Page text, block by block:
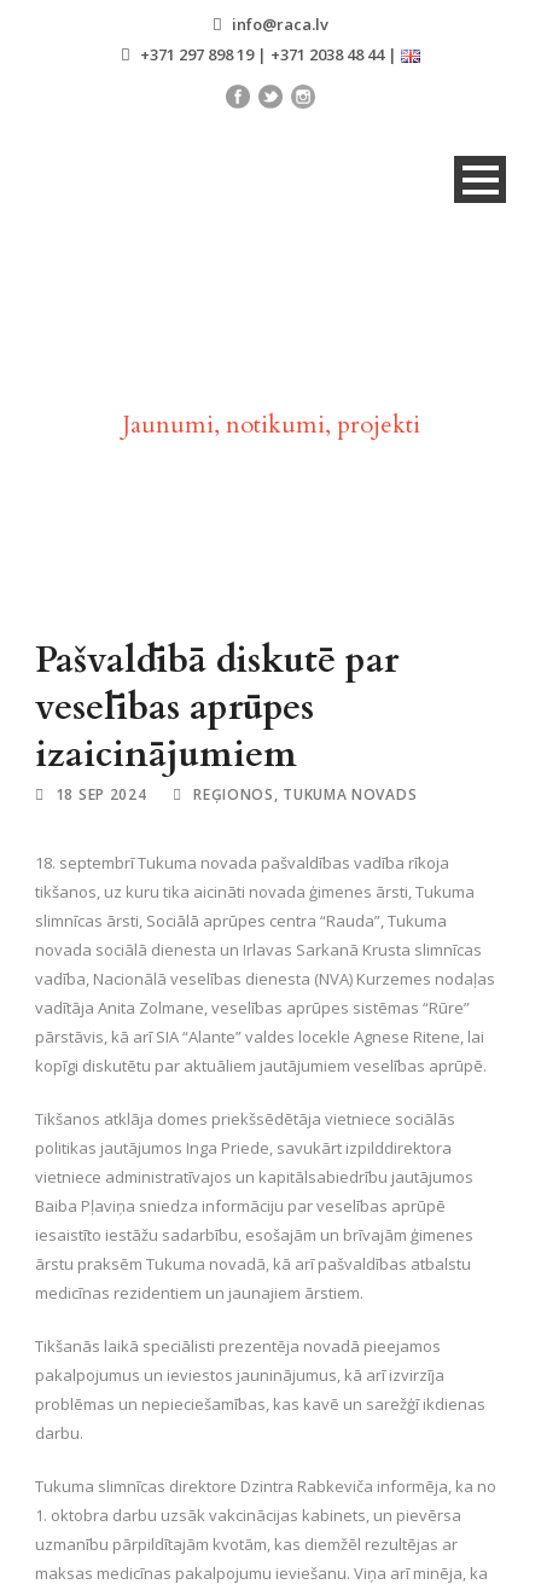
info@raca.lv
+371 297 898 19 | +371 2038 48 44 |
Jaunumi, notikumi, projekti
Pašvaldībā diskutē par
veselības aprūpes
izaicinājumiem
18 SEP 2024 REĢIONOS, TUKUMA NOVADS
18. septembrī Tukuma novada pašvaldības vadība rīkoja
tikšanos, uz kuru tika aicināti novada ģimenes ārsti, Tukuma
slimnīcas ārsti, Sociālā aprūpes centra “Rauda”, Tukuma
novada sociālā dienesta un Irlavas Sarkanā Krusta slimnīcas
vadība, Nacionālā veselības dienesta (NVA) Kurzemes nodaļas
vadītāja Anita Zolmane, veselības aprūpes sistēmas “Rūre”
pārstāvis, kā arī SIA “Alante” valdes locekle Agnese Ritene, lai
kopīgi diskutētu par aktuāliem jautājumiem veselības aprūpē.
Tikšanos atklāja domes priekšsēdētāja vietniece sociālās
politikas jautājumos Inga Priede, savukārt izpilddirektora
vietniece administratīvajos un kapitālsabiedrību jautājumos
Baiba Pļaviņa sniedza informāciju par veselības aprūpē
iesaistīto iestāžu sadarbību, esošajām un brīvajām ģimenes
ārstu praksēm Tukuma novadā, kā arī pašvaldības atbalstu
medicīnas rezidentiem un jaunajiem ārstiem.
Tikšanās laikā speciālisti prezentēja novadā pieejamos
pakalpojumus un ieviestos jauninājumus, kā arī izvirzīja
problēmas un nepieciešamības, kas kavē un sarežģī ikdienas
darbu.
Tukuma slimnīcas direktore Dzintra Rabkeviča informēja, ka no
1. oktobra darbu uzsāk vakcinācijas kabinets, un pievērsa
uzmanību pārpildītajām kvotām, kas diemžēl rezultējas ar
maksas medicīnas pakalpojumu ieviešanu. Viņa arī minēja, ka